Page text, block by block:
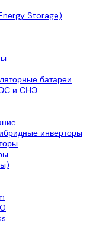
Storage)
батареи
и СНЭ
инверторы